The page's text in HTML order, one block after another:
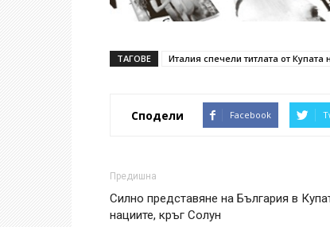
ТАГОВЕ Италия спечели титлата от Купата
Сподели Facebook
Предишна
Силно представяне на България в
нациите, кръг Солун